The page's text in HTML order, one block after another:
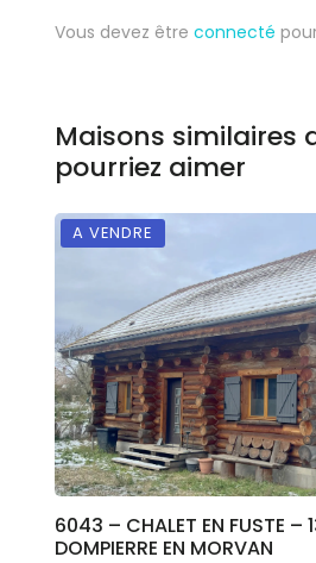
Vous devez être connecté
Maisons similaires
pourriez aimer
A VENDRE
6043 – CHALET EN FUSTE –
DOMPIERRE EN MORVAN